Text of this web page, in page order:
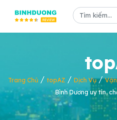
Trang Chủ/ topAZ / Dịch Vụ/
Bình Dương uy tín,